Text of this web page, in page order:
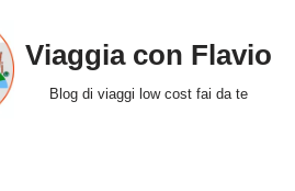
Viaggia con Flavio
Blog di viaggi low cost fai da te